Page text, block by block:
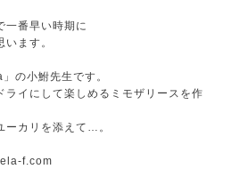
一番早い時期に
ます。
の小鮒先生です。
ライにして楽しめるミモザリースを作
ーカリを添えて…。
f.com